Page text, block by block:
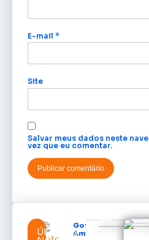
E-mail *
Site
Salvar meus dados neste
vez que eu comentar.
ÚLTIMAS
Governo do
Amapá